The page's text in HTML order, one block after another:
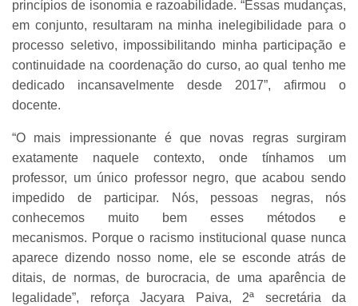
princípios de isonomia e razoabilidade. “Essas mudanças,
em conjunto, resultaram na minha inelegibilidade para o
processo seletivo, impossibilitando minha participação e
continuidade na coordenação do curso, ao qual tenho me
dedicado incansavelmente desde 2017”, afirmou o
docente.
“O mais impressionante é que novas regras surgiram
exatamente naquele contexto, onde tínhamos um
professor, um único professor negro, que acabou sendo
impedido de participar. Nós, pessoas negras, nós
conhecemos muito bem esses métodos e
mecanismos. Porque o racismo institucional quase nunca
aparece dizendo nosso nome, ele se esconde atrás de
ditais, de normas, de burocracia, de uma aparência de
legalidade”, reforça Jacyara Paiva, 2ª secretária da